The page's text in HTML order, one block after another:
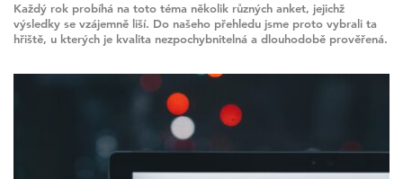
Každý rok probíhá na toto téma několik různých anket, jejichž
výsledky se vzájemně liší. Do našeho přehledu jsme proto vybrali ta
hřiště, u kterých je kvalita nezpochybnitelná a dlouhodobě prověřená.